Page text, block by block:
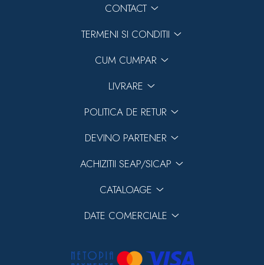
CONTACT
TERMENI SI CONDITII
CUM CUMPAR
LIVRARE
POLITICA DE RETUR
DEVINO PARTENER
ACHIZITII SEAP/SICAP
CATALOAGE
DATE COMERCIALE